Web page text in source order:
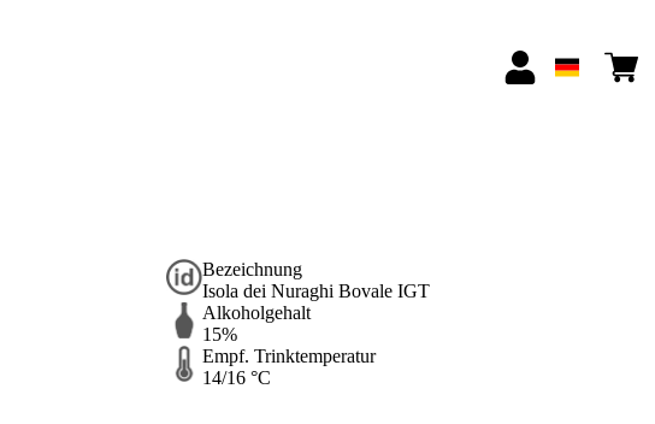
Bezeichnung
Isola dei Nuraghi Bovale IGT
Alkoholgehalt
15%
Empf. Trinktemperatur
14/16 °C